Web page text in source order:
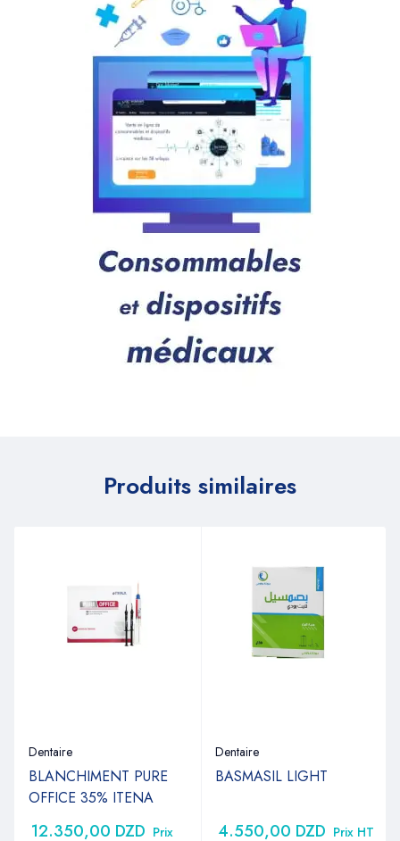
Produits similaires
Dentaire
BLANCHIMENT PURE
OFFICE 35% ITENA
12.350,00 DZD Prix
Dentaire
BASMASIL LIGHT
4.550,00 DZD Prix HT